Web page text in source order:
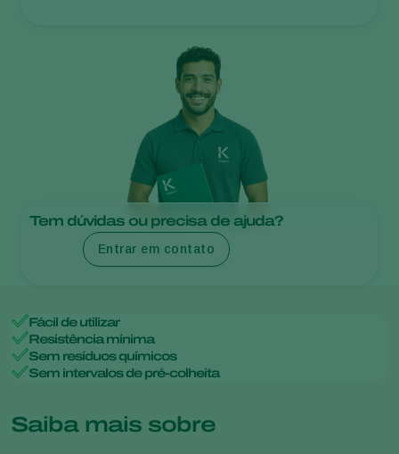
Tem dúvidas ou precisa de ajuda?
Entrar em contato
Fácil de utilizar
Resistência mínima
Sem resíduos químicos
Sem intervalos de pré-colheita
Saiba mais sobre